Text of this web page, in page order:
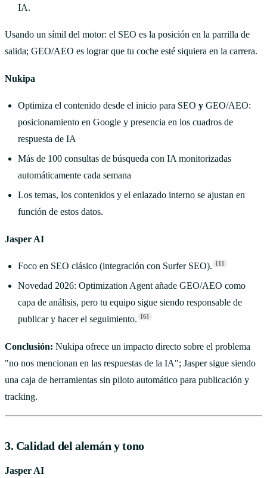
IA.
Usando un símil del motor: el SEO es la posición en la parrilla de
salida; GEO/AEO es lograr que tu coche esté siquiera en la carrera.
Nukipa
Optimiza el contenido desde el inicio para SEOy GEO/AEO:
posicionamiento en Google y presencia en los cuadros de
respuesta de IA
Más de 100 consultas de búsqueda con IA monitorizadas
automáticamente cada semana
Los temas, los contenidos y el enlazado interno se ajustan en
función de estos datos.
Jasper AI
Foco en SEO clásico (integración con Surfer SEO). [1]
Novedad 2026: Optimization Agent añade GEO/AEO como
capa de análisis, pero tu equipo sigue siendo responsable de
publicar y hacer el seguimiento.
[6]
Conclusión: Nukipa ofrece un impacto directo sobre el problema
"no nos mencionan en las respuestas de la IA"; Jasper sigue siendo
una caja de herramientas sin piloto automático para publicación y
tracking.
3. Calidad del alemán y tono
Jasper AI